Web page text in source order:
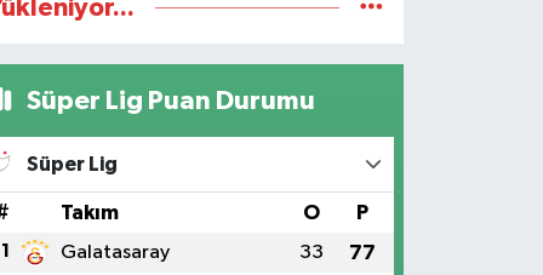
Süper Lig Puan Durumu
Süper Lig
Takım O P
1 Galatasaray 33 77